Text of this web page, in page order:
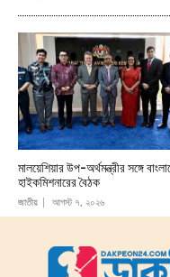
মালয়েশিয়ার উপ-অর্থমন্ত্রীর সঙ্গে
হাইকমিশনারের বৈঠক
জাতীয় আগস্ট ৭, ২০২৬